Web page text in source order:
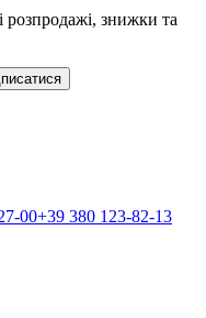
розпродажі, знижки та
00+39 380 123-82-13